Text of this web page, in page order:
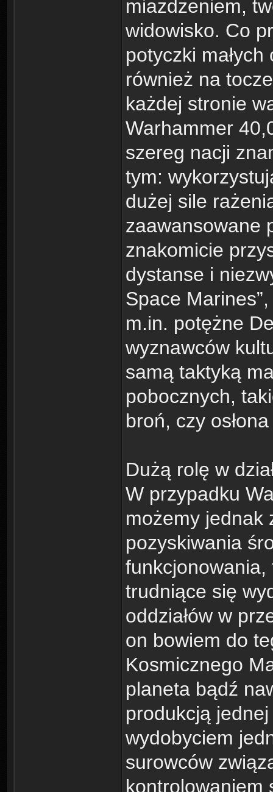
miażdżeniem,
widowisko. Co
potyczki
również na
każdej stronie
Warhammer
szereg nacji
tym:
dużej sile
zaawansowane
znakomicie
dystanse i
Space
m.in. potężne
wyznawców
samą taktyką
pobocznych,
broń, czy
Dużą rolę w
W przypadku
możemy jednak
pozyskiwania
trudniące się
oddziałów w
on bowiem do
Kosmicznego
planeta bądź
produkcją
wydobyciem
surowców
kontrolowaniem